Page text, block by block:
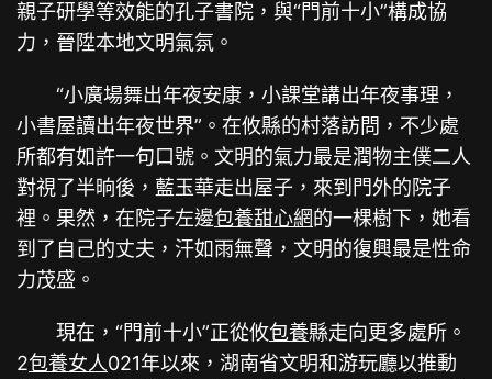
親子研學等效能的孔子書院，與“門前十小”構成協
力，晉陞本地文明氣氛。
“小廣場舞出年夜安康，小課堂講出年夜事理，
小書屋讀出年夜世界”。在攸縣的村落訪問，不少處
所都有如許一句口號。文明的氣力最是潤物主僕二人
對視了半晌後，藍玉華走出屋子，來到門外的院子
裡。果然，在院子左邊包養甜心網的一棵樹下，她看
到了自己的丈夫，汗如雨無聲，文明的復興最是性命
力茂盛。
現在，“門前十小”正從攸包養縣走向更多處所。
2包養女人021年以來，湖南省文明和游玩廳以推動